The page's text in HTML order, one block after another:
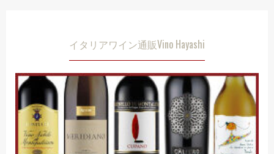
イタリアワイン通販Vino Hayashi